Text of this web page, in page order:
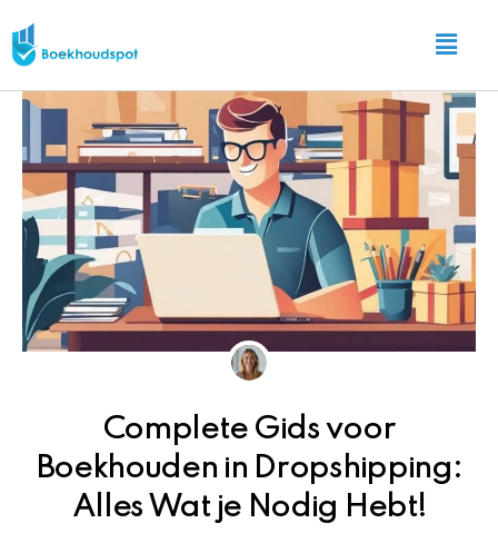
naar
de
Main
Menu
Complete Gids voor
Boekhouden in Dropshipping:
Alles Wat je Nodig Hebt!